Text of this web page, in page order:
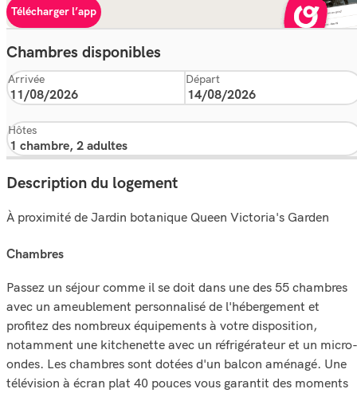
Télécharger l’app
Chambres disponibles
Arrivée Départ
Hôtes
Description du logement
À proximité de Jardin botanique Queen Victoria's Garden
chambres
Passez un séjour comme il se doit dans une des 55 chambres
avec un ameublement personnalisé de l'hébergement et
profitez des nombreux équipements à votre disposition,
notamment une kitchenette avec un réfrigérateur et un micro-
ondes. Les chambres sont dotées d'un balcon aménagé. Une
télévision à écran plat 40 pouces vous garantit des moments